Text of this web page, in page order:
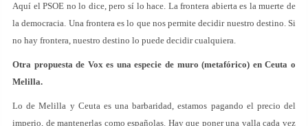
Aquí el PSOE no lo dice, pero sí lo hace. La frontera abierta es la muerte de
la democracia. Una frontera es lo que nos permite decidir nuestro destino. Si
no hay frontera, nuestro destino lo puede decidir cualquiera.
Otra propuesta de Vox es una especie de muro (metafórico) en Ceuta o
Melilla.
Lo de Melilla y Ceuta es una barbaridad, estamos pagando el precio del
imperio, de mantenerlas como españolas. Hay que poner una valla cada vez